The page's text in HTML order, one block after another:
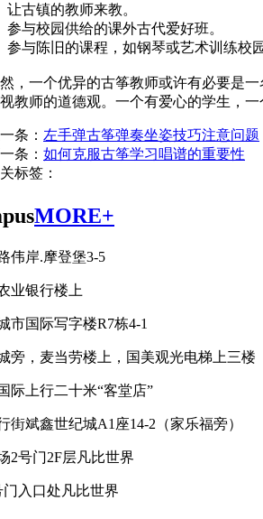
让古镇的教师来教。
参与校园供给的课外古代爱好班。
参与陈旧的课程，如钢琴或艺术训练校园
，一个优异的古筝教师或许有必要是
教师的道德观。一个有爱心的学生，
一条： 左手弹古筝弹奏坐姿技巧注意问题
条： 如何克服古筝学习唱谱的重要性
标签：
MORE+
伟岸.摩登堡3-5
业银行楼上
市国际写字楼R7栋4-1
旁，麦当劳楼上，国美观光电梯上三楼
际上行二十米“客堂店”
街斌鑫世纪城A1座14-2（家乐福旁）
2号门2F层凡比世界
入口处凡比世界